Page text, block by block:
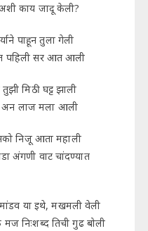
काय जादू केली?
पाहून तुला गेली
पहिली सर आत आली
मिठी घट्ट झाली
अन लाज मला आली
निजू आता महाली
अंगणी वाट चांदण्यात
या इथे, मखमली वेली
निःशब्द तिची गुढ बोली